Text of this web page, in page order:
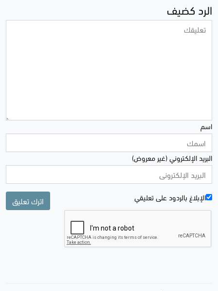
الرد كضيف
اسم
البريد الإلكتروني (غير معروض)
الإبلاغ بالردود علی تعليقي اترك تعليق